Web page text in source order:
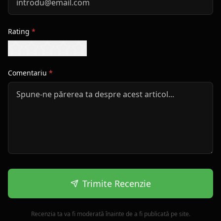
Rating *
Comentariu *
Trimite Recenzie
Recenzia ta va fi moderată înainte de a fi publicată pe site.